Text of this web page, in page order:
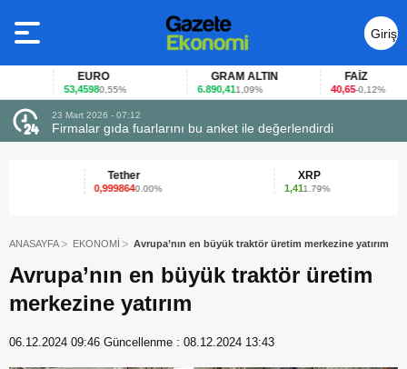
Giriş
Yap
EURO
53,45980,55%
GRAM ALTIN
6.890,411,09% -0,12%
23 Mart 2026 - 07:12
Firmalar gıda fuarlarını bu anket ile değerlendirdi
Tether
0,9998640.00% 1.79%
ANASAYFA EKONOMİ Avrupa’nın en büyük traktör üretim merkezine yatırım
Avrupa’nın en büyük traktör üretim
merkezine yatırım
06.12.2024 09:46 Güncellenme : 08.12.2024 13:43